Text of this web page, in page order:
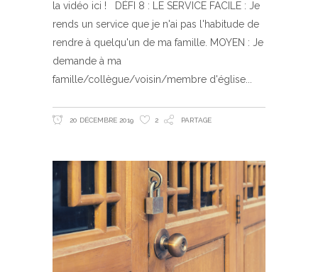
la vidéo ici ! DÉFI 8 : LE SERVICE FACILE : Je
rends un service que je n'ai pas l'habitude de
rendre à quelqu'un de ma famille. MOYEN : Je
demande à ma
famille/collègue/voisin/membre d'église
20 DÉCEMBRE 2019 2 PARTAGE